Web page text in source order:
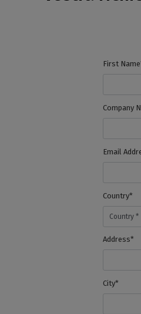
First
Company
Email
Country*
Address*
City*